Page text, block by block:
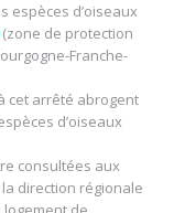
espèces d’oiseaux
(zone de protection
Franche-
cet arrêté abrogent
d’oiseaux
consultées aux
direction régionale